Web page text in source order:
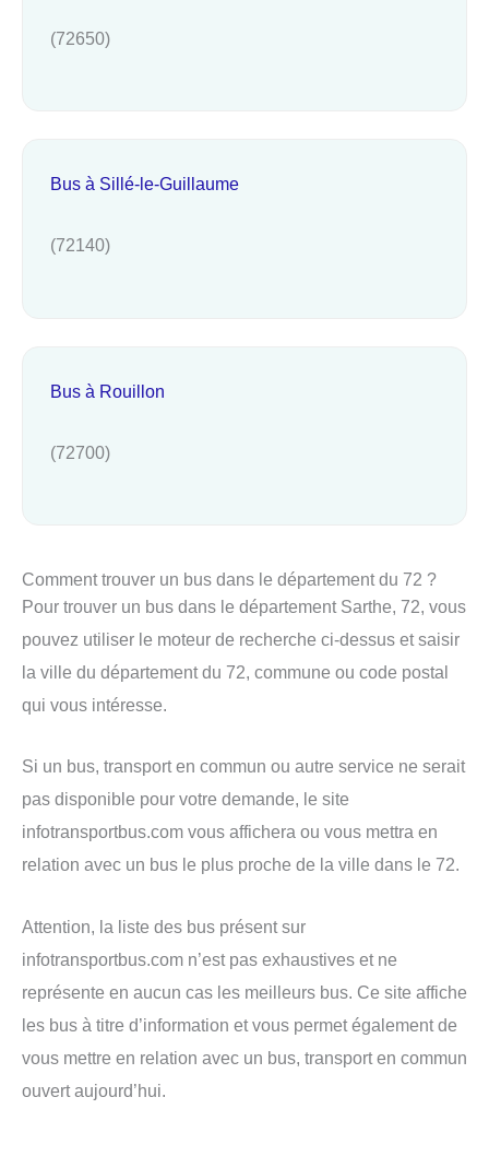
(72650)
Bus à Sillé-le-Guillaume
(72140)
Bus à Rouillon
(72700)
Comment trouver un bus dans le département du 72 ?
Pour trouver un bus dans le département Sarthe, 72, vous
pouvez utiliser le moteur de recherche ci-dessus et saisir
la ville du département du 72, commune ou code postal
qui vous intéresse.
Si un bus, transport en commun ou autre service ne serait
pas disponible pour votre demande, le site
infotransportbus.com vous affichera ou vous mettra en
relation avec un bus le plus proche de la ville dans le 72.
Attention, la liste des bus présent sur
infotransportbus.com n’est pas exhaustives et ne
représente en aucun cas les meilleurs bus. Ce site affiche
les bus à titre d’information et vous permet également de
vous mettre en relation avec un bus, transport en commun
ouvert aujourd’hui.